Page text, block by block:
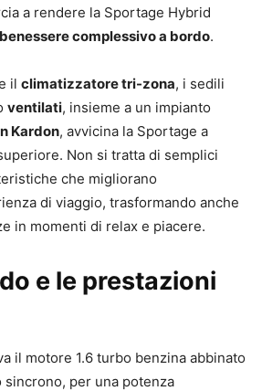
a rendere la Sportage Hybrid
benessere complessivo a bordo.
il climatizzatore tri-zona, i sedili
ventilati, insieme a un impianto
Kardon, avvicina la Sportage a
Non si tratta di semplici
che migliorano
di viaggio, trasformando anche
in momenti di relax e piacere.
e le prestazioni
il motore 1.6 turbo benzina abbinato
per una potenza